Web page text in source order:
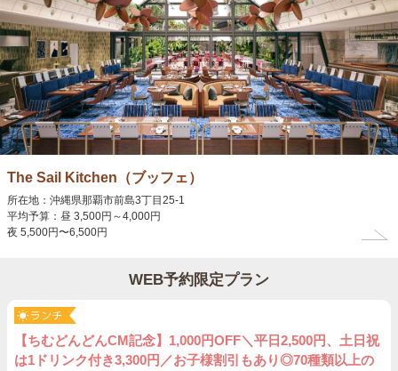
The Sail Kitchen（ブッフェ）
所在地：沖縄県那覇市前島3丁目25-1
平均予算：昼 3,500円～4,000円
夜 5,500円〜6,500円
WEB予約限定プラン
【ちむどんどんCM記念】1,000円OFF＼平日2,500円、土日祝
は1ドリンク付き3,300円／お子様割引もあり◎70種類以上の